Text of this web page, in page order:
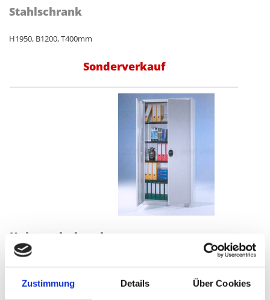
Zustimmung Details Über Cookies
Stahlschrank
H1950, B1200, T400mm
Sonderverkauf
Universalschrank